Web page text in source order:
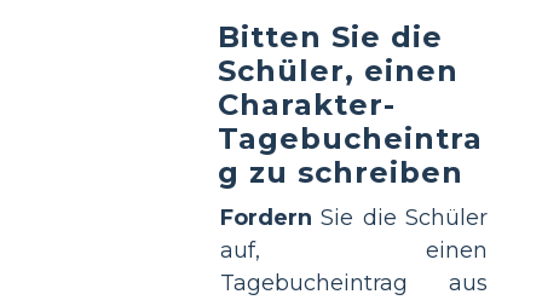
Bitten Sie die
Schüler, einen
Charakter-
Tagebucheintra
g zu schreiben
Fordern Sie die Schüler
auf, einen
Tagebucheintrag aus